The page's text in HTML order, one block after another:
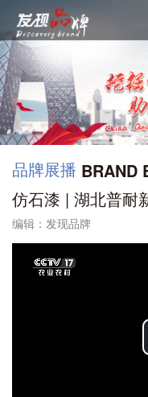
品牌展播 BRAND
仿石漆 | 湖北普耐
编辑：发现品牌